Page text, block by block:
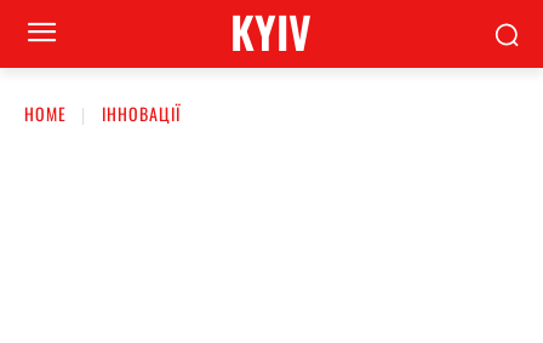
KYIV
HOME ІННОВАЦІЇ